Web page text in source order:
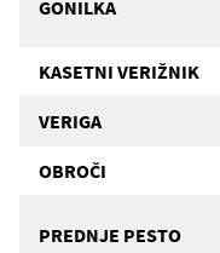
GONILKA
KASETNI VERIŽNIK
VERIGA
OBROČI
PREDNJE PESTO